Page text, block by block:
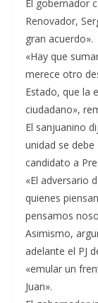
El gobernador
Renovador,
gran acuerdo».
«Hay que
merece otro
Estado, que la
ciudadano»,
El sanjuanino
unidad se
candidato a
«El adversario
quienes
pensamos
Asimismo,
adelante el PJ
«emular un
Juan».